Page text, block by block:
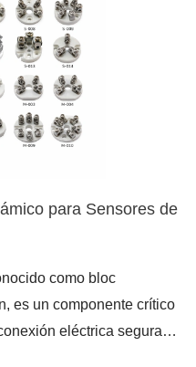
frente a la oxidación y
escorias y gases
en accesorios para
donde otros
fallarían
cerámico de nitruro
más desafiantes.
para Sensores de
como bloc
es un componente crítico
eléctrica segura y
(RTD o